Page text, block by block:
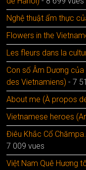
Nghệ thuật ẩm thực
Flowers in the
Les fleurs dans la
Con số Âm Dương
des Vietnamiens) - 7
About me (À propos
Vietnamese heroes
Điêu Khắc Cổ
7 009 vues
Việt Nam Quê Hương